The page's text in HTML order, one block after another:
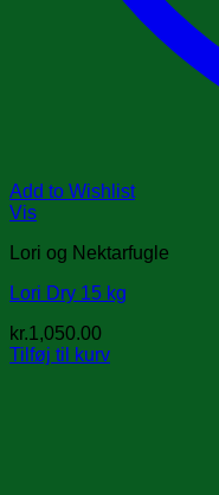
Add to Wishlist
Vis
Lori og Nektarfugle
Lori Dry 15 kg
kr.1,050.00
Tilføj til kurv